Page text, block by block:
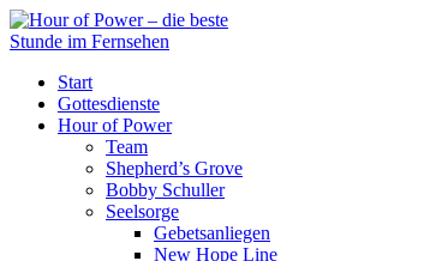
Start
Gottesdienste
Hour of Power
Team
Shepherd’s Grove
Bobby Schuller
Seelsorge
Gebetsanliegen
New Hope Line